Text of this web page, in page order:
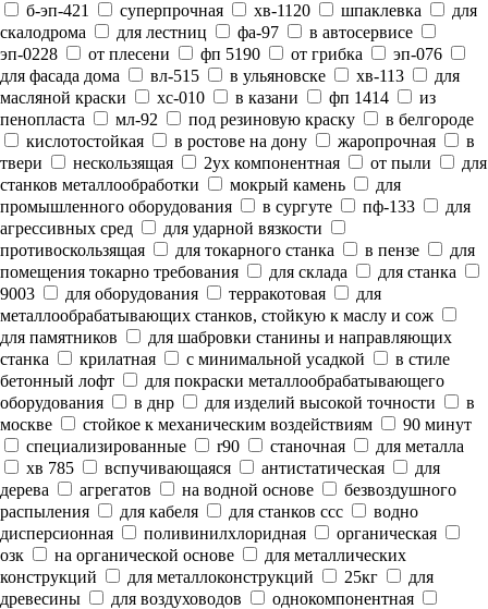
б-эп-421
суперпрочная хв-1120 шпаклевка
для
скалодрома
для лестниц фа-97
в автосервисе
эп-0228
от плесени фп 5190 от грибка
эп-076
для фасада дома
вл-515 в ульяновске хв-113
для
масляной краски
хс-010 в казани фп 1414
из
пенопласта
мл-92 под резиновую краску
в белгороде
кислотостойкая
в ростове на дону жаропрочная
в
твери
нескользящая 2ух компонентная от пыли
для
станков металлообработки
мокрый камень
для
промышленного оборудования
в сургуте пф-133
для
агрессивных сред
для ударной вязкости
противоскользящая
для токарного станка в пензе
для
помещения токарно требования
для склада
для станка
9003
для оборудования терракотовая
для
металлообрабатывающих станков, стойкую к маслу и сож
для памятников
для шабровки станины и направляющих
станка
крилатная с минимальной усадкой
в стиле
бетонный лофт
для покраски металлообрабатывающего
оборудования
в днр для изделий высокой точности
в
москве
стойкое к механическим воздействиям
90 минут
специализированные
r90 станочная
для металла
хв 785
вспучивающаяся антистатическая
для
дерева
агрегатов на водной основе
безвоздушного
распыления
для кабеля для станков ссс
водно
дисперсионная
поливинилхлоридная
органическая
озк
на органической основе
для металлических
конструкций
для металлоконструкций 25кг
для
древесины
для воздуховодов
однокомпонентная